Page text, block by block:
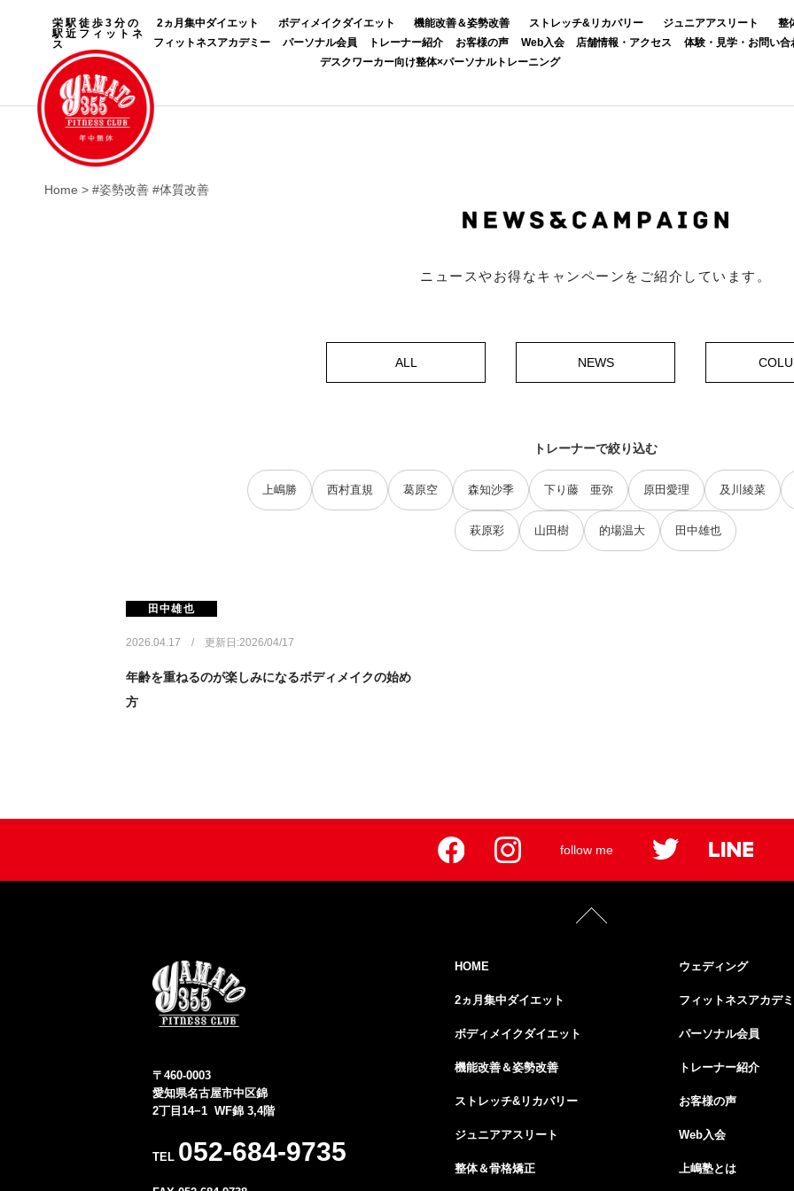
栄駅徒歩3分の
駅近フィットネ
ス
2ヵ月集中ダイエット ボディメイクダイエット 機能改善＆姿勢改善 ストレッチ&リカバリー ジュニアアスリート 整
フィットネスアカデミー
パーソナル会員 トレーナー紹介 お客様の声 Web入会 店舗情報・アクセス 体験・見学・お問い合
デスクワーカー向け整体×パーソナルトレーニング
Home > #姿勢改善 #体質改善
ニュースやお得なキャンペーンをご紹介しています。
ALL NEWS
トレーナーで絞り込む
上嶋勝 西村直規 葛原空 森知沙季 下り藤 亜弥 原田愛理 及川綾菜
萩原彩 山田樹 的場温大 田中雄也
田中雄也
2026.04.17 / 更新日:2026/04/17
年齢を重ねるのが楽しみになるボディメイクの始め
方
follow me
〒460-0003
愛知県名古屋市中区錦
2丁目14−1 WF錦 3,4階
TEL 052-684-9735
HOME
2ヵ月集中ダイエット
ボディメイクダイエット
機能改善＆姿勢改善
ストレッチ&リカバリー
ジュニアアスリート
整体＆骨格矯正
ウェディング
フィットネスアカデ
パーソナル会員
トレーナー紹介
お客様の声
Web入会
上嶋塾とは